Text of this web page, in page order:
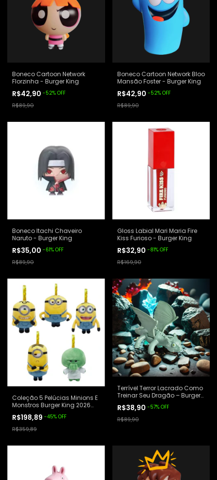
Boneco Cartoon Network
Florzinha - Burger King
R$42,90 -52% OFF
R$89,90
Boneco Cartoon Network Bloo
Mansão Foster - Burger King
R$42,90 -52% OFF
R$89,90
Boneco Itachi Chaveiro
Naruto - Burger King
R$35,00 -61% OFF
R$89,90
Gloss Labial Mari Maria Fire
Kiss Furioso - Burger King
R$32,90 -81% OFF
R$169,90
Coleção 5 Pelúcias Minions E
Monstros Burger King 2026
R$198,89 -45% OFF
R$359,89
Terrível Terror Lacrado Como
Treinar Seu Dragão – Burger
R$38,90 -57% OFF
R$89,90